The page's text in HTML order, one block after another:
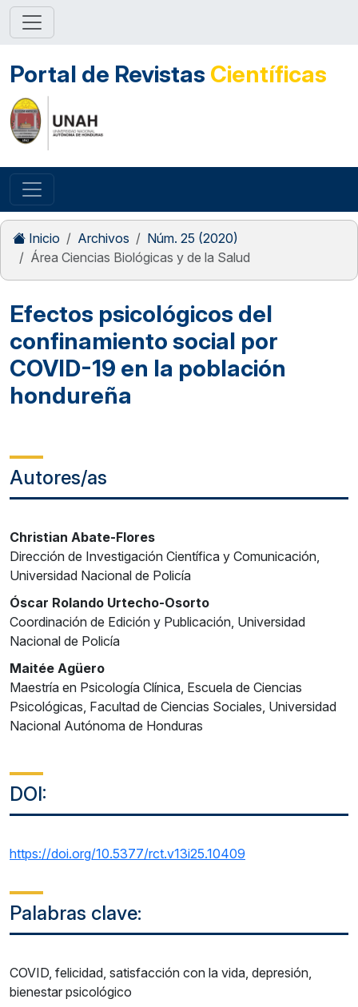
Portal de Revistas Científicas
Inicio Archivos
Núm. 25 (2020)
Área Ciencias Biológicas y de la Salud
Efectos psicológicos del
confinamiento social por
COVID-19 en la población
hondureña
Autores/as
Christian Abate-Flores
Dirección de Investigación Científica y Comunicación,
Universidad Nacional de Policía
Óscar Rolando Urtecho-Osorto
Coordinación de Edición y Publicación, Universidad
Nacional de Policía
Maitée Agüero
Maestría en Psicología Clínica, Escuela de Ciencias
Psicológicas, Facultad de Ciencias Sociales, Universidad
Nacional Autónoma de Honduras
DOI:
https://doi.org/10.5377/rct.v13i25.10409
Palabras clave:
COVID, felicidad, satisfacción con la vida, depresión,
bienestar psicológico